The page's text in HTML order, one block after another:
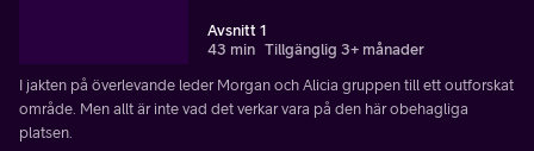
Avsnitt 1
43 min Tillgänglig 3+ månader
I jakten på överlevande leder Morgan och Alicia gruppen till ett outforskat
område. Men allt är inte vad det verkar vara på den här obehagliga
platsen.